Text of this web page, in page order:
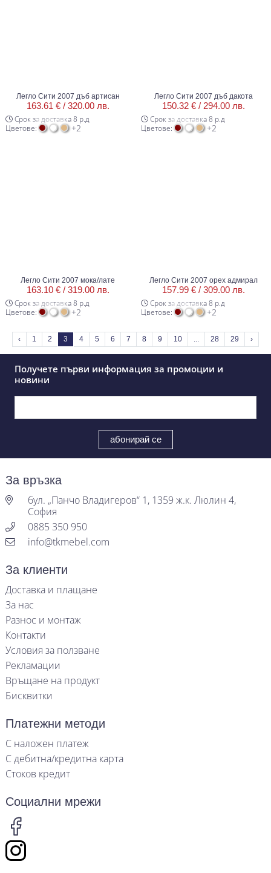
Легло Сити 2007 дъб артисан
163.61 € / 320.00 лв.
Срок за доставка 8 р.д
Цветове:
+2
Легло Сити 2007 дъб дакота
150.32 € / 294.00 лв.
Срок за доставка 8 р.д
Цветове:
+2
Легло Сити 2007 мока/лате
163.10 € / 319.00 лв.
Срок за доставка 8 р.д
Цветове:
+2
Легло Сити 2007 орех адмирал
157.99 € / 309.00 лв.
Срок за доставка 8 р.д
Цветове:
+2
‹ 1 2 3 4 5 6 7 8 9 10 ... 28 29 ›
Получете първи информация за промоции и
новини
За връзка
бул. „Панчо Владигеров“ 1, 1359 ж.к. Люлин 4,
София
0885 350 950
info@tkmebel.com
За клиенти
Доставка и плащане
За нас
Разнос и монтаж
Контакти
Условия за ползване
Рекламации
Връщане на продукт
Бисквитки
Платежни методи
С наложен платеж
С дебитна/кредитна карта
Стоков кредит
Социални мрежи